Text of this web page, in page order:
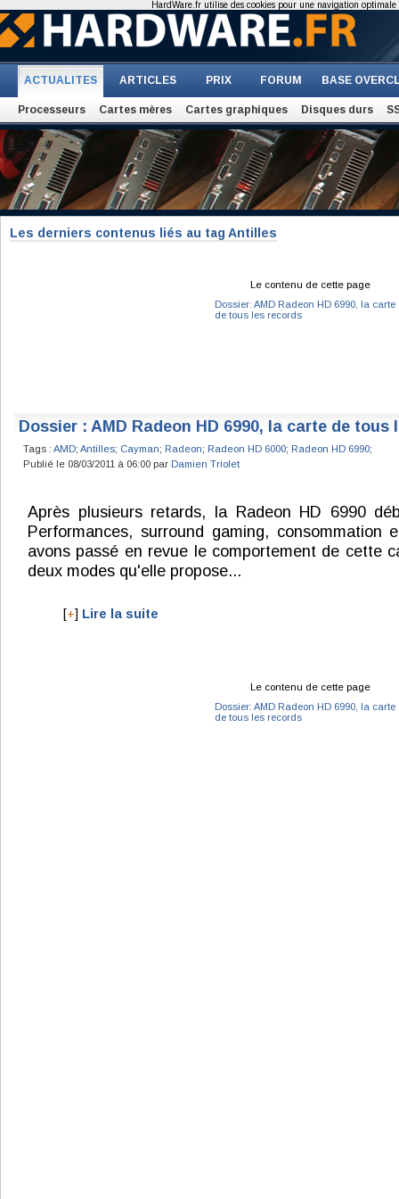
ACTUALITES ARTICLES PRIX FORUM BASE
Processeurs Cartes mères Cartes graphiques Disques durs
Les derniers contenus liés au tag Antilles
Le contenu de cette page
Dossier: AMD Radeon HD 6990, la carte
de tous les records
Dossier : AMD Radeon HD 6990, la carte de tous
Tags : AMD; Antilles; Cayman; Radeon; Radeon HD 6000; Radeon HD 6990;
Publié le 08/03/2011 à 06:00 par Damien Triolet
Après plusieurs retards, la Radeon HD 6990
Performances, surround gaming, consommation
avons passé en revue le comportement de cette
deux modes qu'elle propose...
[+] Lire la suite
Le contenu de cette page
Dossier: AMD Radeon HD 6990, la carte
de tous les records
HardWare.fr utilise des cookies pour une navigation